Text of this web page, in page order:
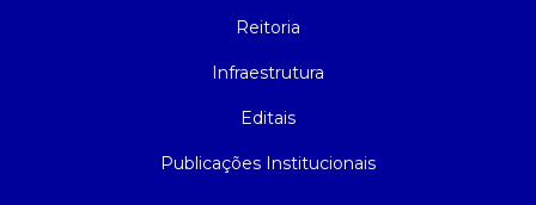
Reitoria
Infraestrutura
Editais
Publicações Institucionais